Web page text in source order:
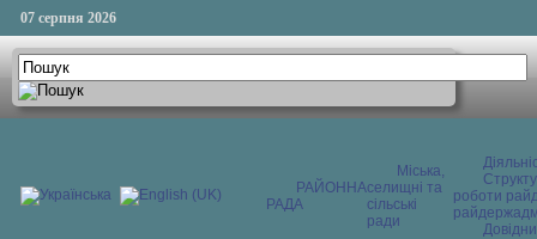
07 серпня 2026
РАЙОННА
РАДА
Міська,
селищні та
сільські
ради
роботи